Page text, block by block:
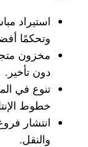
استيراد
وتحكمًا
مخزون
دون تأخير.
تنوع في
خطوط
انتشار
والنقل.